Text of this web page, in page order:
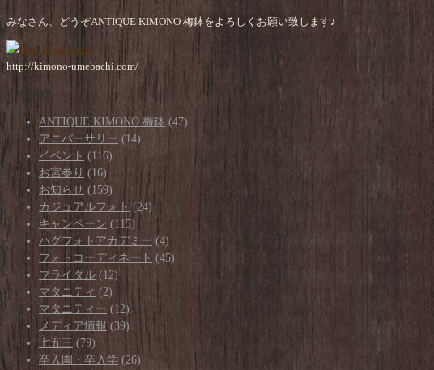
みなさん、どうぞANTIQUE KIMONO 梅鉢をよろしくお願い致します♪
http://kimono-umebachi.com/
Category
ANTIQUE KIMONO 梅鉢 (47)
アニバーサリー (14)
イベント (116)
お宮参り (16)
お知らせ (159)
カジュアルフォト (24)
キャンペーン (115)
ハグフォトアカデミー (4)
フォトコーディネート (45)
ブライダル (12)
マタニティ (2)
マタニティー (12)
メディア情報(39)
七五三 (79)
卒入園・卒入学 (26)